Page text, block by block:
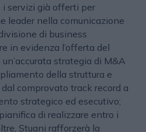
servizi già offerti per
leader nella comunicazione
di business
in evidenza l’offerta del
strategia di M&A
della struttura e
comprovato track record a
strategico ed esecutivo;
di realizzare entro i
Stuani rafforzerà la